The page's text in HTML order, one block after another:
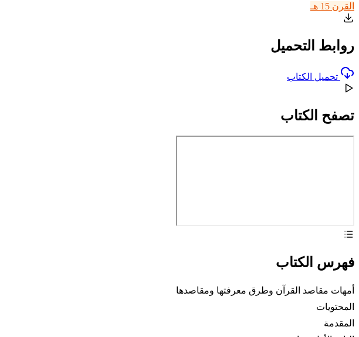
القرن 15 هـ
روابط التحميل
تحميل الكتاب
تصفح الكتاب
فهرس الكتاب
أمهات مقاصد القرآن وطرق معرفتها ومقاصدها
المحتويات
المقدمة